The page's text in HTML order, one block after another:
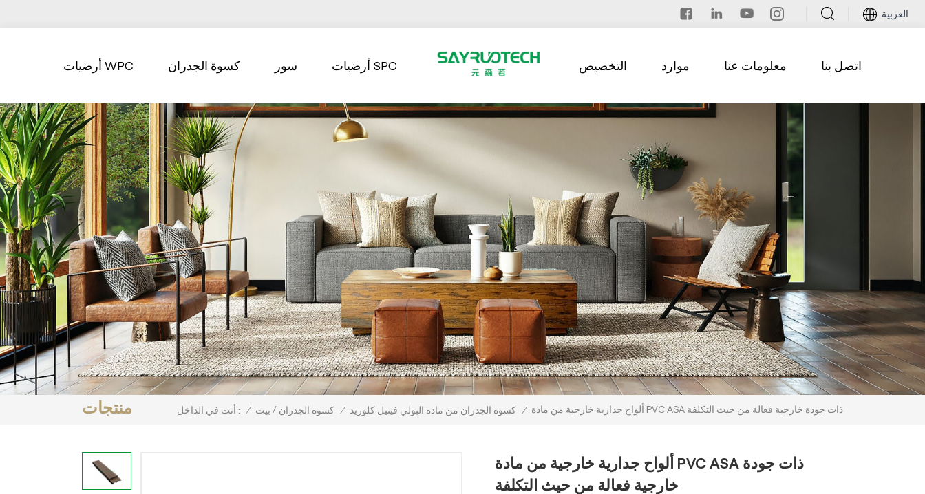
العربية
أرضيات WPC كسوة الجدران سور أرضيات SPC التخصيص موارد معلومات عنا اتصل بنا
منتجات أنت في الداخل : / بيت / كسوة الجدران / كسوة الجدران من مادة البولي فينيل كلوريد / ألواح جدارية خارجية من مادة PVC ASA ذات جودة خارجية فعالة من حيث التكلفة
ألواح جدارية خارجية من مادة PVC ASA ذات جودة
خارجية فعالة من حيث التكلفة